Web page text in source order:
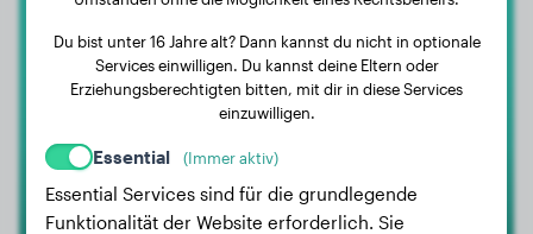
Sassy
Du bist unter 16 Jahre alt? Dann kannst du nicht in optionale
Services einwilligen. Du kannst deine Eltern oder
Erziehungsberechtigten bitten, mit dir in diese Services
einzuwilligen.
Essential (Immer aktiv)
Essential Services sind für die grundlegende
Funktionalität der Website erforderlich. Sie